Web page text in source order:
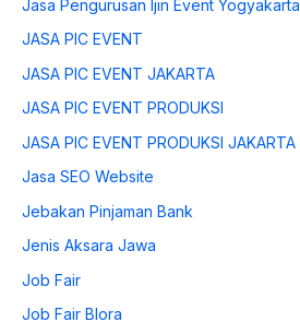
Jasa Pengurusan Ijin Event Yogyakarta
JASA PIC EVENT
JASA PIC EVENT JAKARTA
JASA PIC EVENT PRODUKSI
JASA PIC EVENT PRODUKSI JAKARTA
Jasa SEO Website
Jebakan Pinjaman Bank
Jenis Aksara Jawa
Job Fair
Job Fair Blora